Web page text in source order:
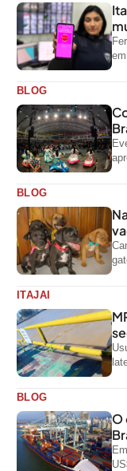
BLOG
BLOG
ITAJAI
BLOG
O